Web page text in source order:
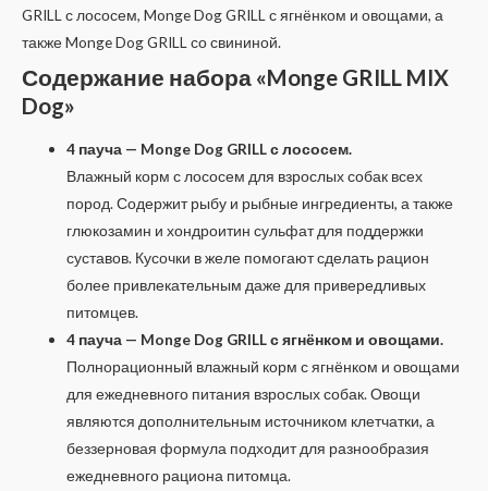
GRILL с лососем, Monge Dog GRILL с ягнёнком и овощами, а
также Monge Dog GRILL со свининой.
Содержание набора «Monge GRILL MIX
Dog»
4 пауча — Monge Dog GRILL с лососем.
Влажный корм с лососем для взрослых собак всех
пород. Содержит рыбу и рыбные ингредиенты, а также
глюкозамин и хондроитин сульфат для поддержки
суставов. Кусочки в желе помогают сделать рацион
более привлекательным даже для привередливых
питомцев.
4 пауча — Monge Dog GRILL с ягнёнком и овощами.
Полнорационный влажный корм с ягнёнком и овощами
для ежедневного питания взрослых собак. Овощи
являются дополнительным источником клетчатки, а
беззерновая формула подходит для разнообразия
ежедневного рациона питомца.